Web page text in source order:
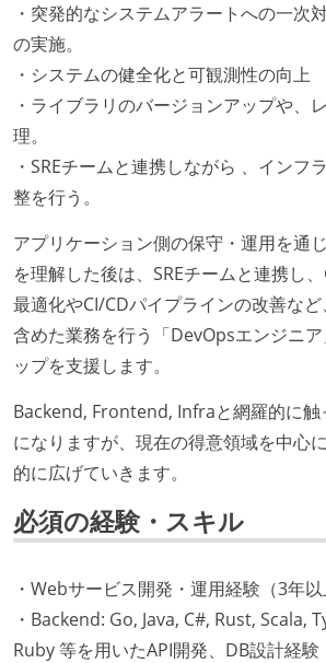
・突発的なシステムアラートへの一次
の実施。
・システムの健全化と可観測性の向上
・ライブラリのバージョンアップや、
理。
・SREチームと連携しながら 、インフ
整を行う。
アプリケーション側の保守・運用を通
を理解した後は、SREチームと連携し
最適化やCI/CDパイプラインの改善な
含めた業務を行う「DevOpsエンジニ
ップを支援します。
Backend, Frontend, Infraと網羅的に触
になりますが、現在の得意領域を中心
的に広げていきます。
必須の経験・スキル
・Webサービス開発・運用経験（3年以
・Backend: Go, Java, C#, Rust, Scala,
Ruby 等を用いたAPI開発、DB設計経験